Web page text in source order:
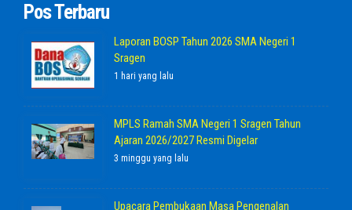
Pos Terbaru
Laporan BOSP Tahun 2026 SMA Negeri 1
Sragen
1 hari yang lalu
MPLS Ramah SMA Negeri 1 Sragen Tahun
Ajaran 2026/2027 Resmi Digelar
3 minggu yang lalu
Upacara Pembukaan Masa Pengenalan